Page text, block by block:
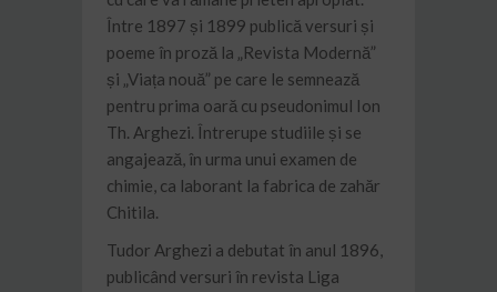
Între 1897 și 1899 publică versuri și
poeme în proză la „Revista Modernă”
și „Viața nouă” pe care le semnează
pentru prima oară cu pseudonimul Ion
Th. Arghezi. Întrerupe studiile și se
angajează, în urma unui examen de
chimie, ca laborant la fabrica de zahăr
Chitila.
Tudor Arghezi a debutat în anul 1896,
publicând versuri în revista Liga